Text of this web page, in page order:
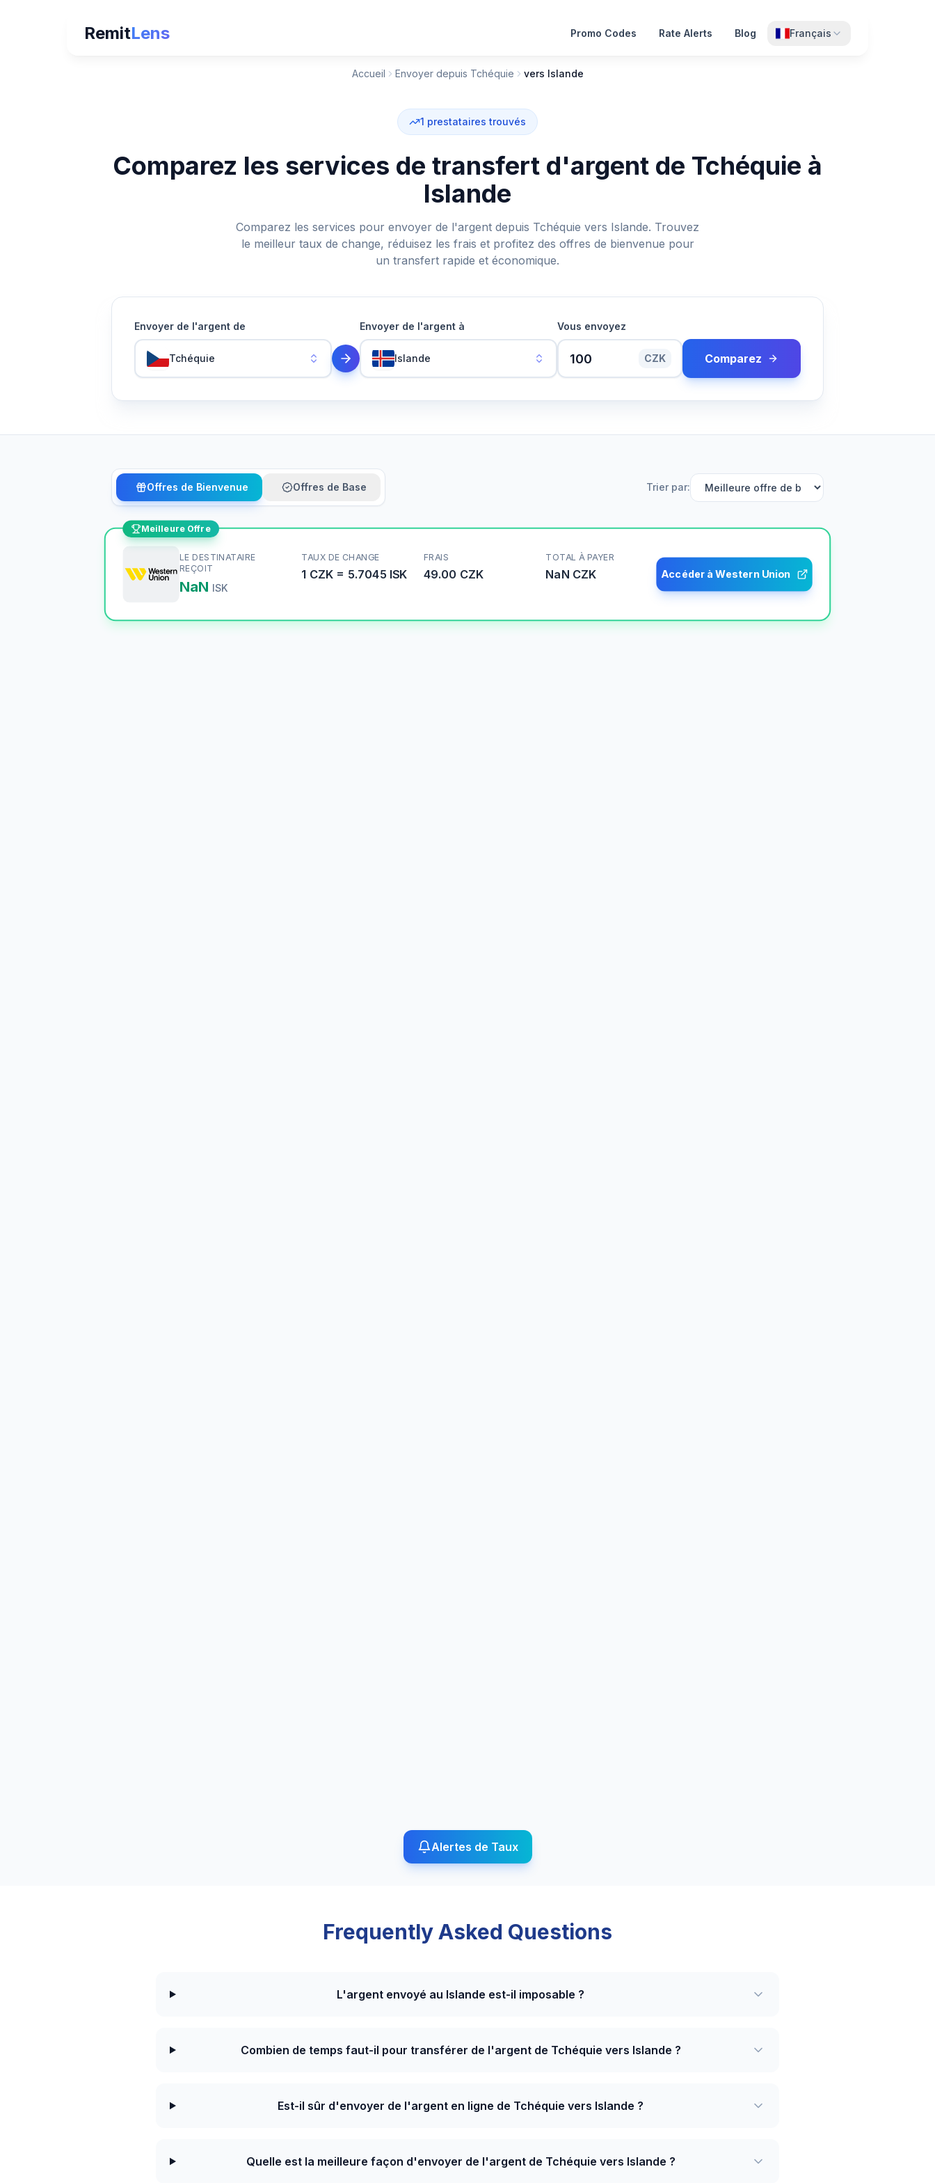
RemitLens Promo Codes Rate Alerts Blog Français
Accueil Envoyer depuis Tchéquie vers Islande
1 prestataires trouvés
Comparez les services de transfert d'argent de Tchéquie à
Islande
Comparez les services pour envoyer de l'argent depuis Tchéquie vers Islande. Trouvez
le meilleur taux de change, réduisez les frais et profitez des offres de bienvenue pour
un transfert rapide et économique.
Envoyer de l'argent de
Tchéquie
Envoyer de l'argent à
Islande
Vous envoyez
CZK Comparez
Offres de Bienvenue Offres de Base Trier par:
Meilleure Offre
LE DESTINATAIRE
REÇOIT
NaN ISK
TAUX DE CHANGE
1 CZK = 5.7045 ISK
FRAIS
49.00 CZK
TOTAL À PAYER
NaN CZK Accéder à Western Union
Alertes de Taux
Frequently Asked Questions
L'argent envoyé au Islande est-il imposable ?
Combien de temps faut-il pour transférer de l'argent de Tchéquie vers Islande ?
Est-il sûr d'envoyer de l'argent en ligne de Tchéquie vers Islande ?
Quelle est la meilleure façon d'envoyer de l'argent de Tchéquie vers Islande ?